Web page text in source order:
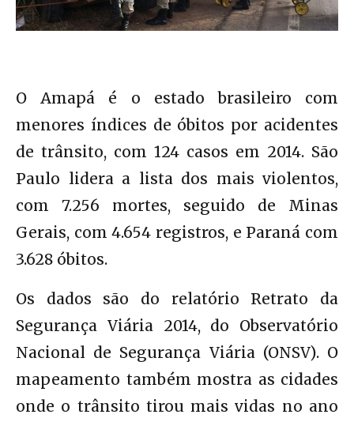
O Amapá é o estado brasileiro com
menores índices de óbitos por acidentes
de trânsito, com 124 casos em 2014. São
Paulo lidera a lista dos mais violentos,
com 7.256 mortes, seguido de Minas
Gerais, com 4.654 registros, e Paraná com
3.628 óbitos.
Os dados são do relatório Retrato da
Segurança Viária 2014, do Observatório
Nacional de Segurança Viária (ONSV). O
mapeamento também mostra as cidades
onde o trânsito tirou mais vidas no ano